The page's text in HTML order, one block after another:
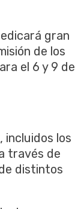
gran
de los
el 6 y 9 de
incluidos los
través de
distintos